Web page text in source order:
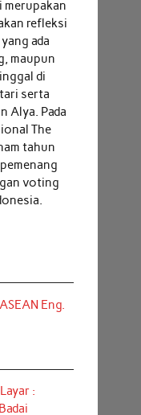
merupakan
refleksi
ada
maupun
di
serta
Alya. Pada
The
tahun
voting
Eng.
: